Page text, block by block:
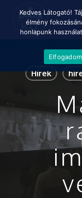
Hírek
Kedves Látogató!
élmény
honlapunk
Elfogadom